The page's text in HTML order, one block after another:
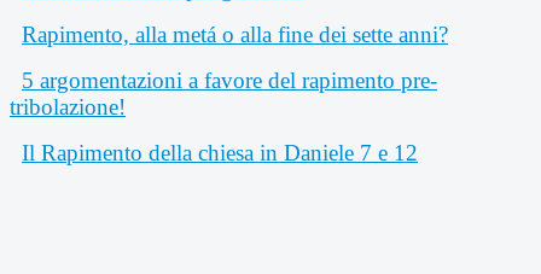
Rapimento, alla metá o alla fine dei sette anni?
5 argomentazioni a favore del rapimento pre-
tribolazione!
Il Rapimento della chiesa in Daniele 7 e 12